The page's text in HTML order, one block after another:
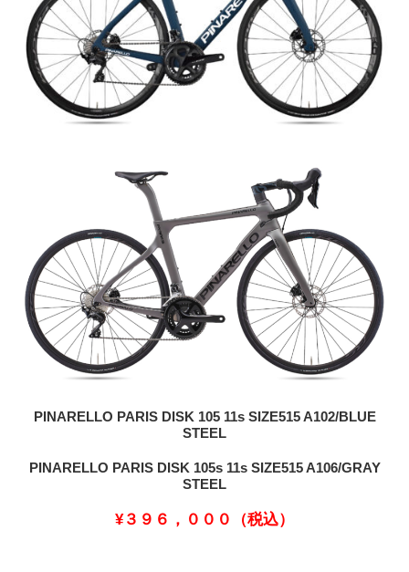
PINARELLO PARIS DISK 105 11s SIZE515 A102/BLUE
STEEL
PINARELLO PARIS DISK 105s 11s SIZE515 A106/GRAY
STEEL
¥３９６，０００（税込）